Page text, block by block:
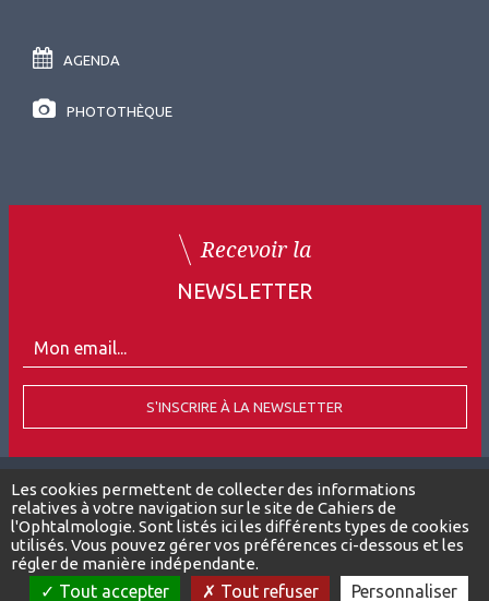
AGENDA
PHOTOTHÈQUE
Recevoir la
NEWSLETTER
S'INSCRIRE À LA NEWSLETTER
Tous droits réservés
Suivez-nous
Les cookies permettent de collecter des informations
relatives à votre navigation sur le site de Cahiers de
l'Ophtalmologie. Sont listés ici les différents types de cookies
utilisés. Vous pouvez gérer vos préférences ci-dessous et les
régler de manière indépendante.
Tout accepter Tout refuser Personnaliser